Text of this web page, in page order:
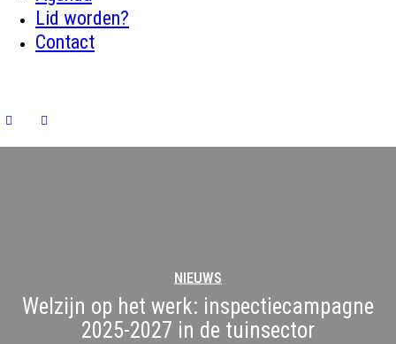
Lid worden?
Contact
NIEUWS
Welzijn op het werk: inspectiecampagne
2025-2027 in de tuinsector